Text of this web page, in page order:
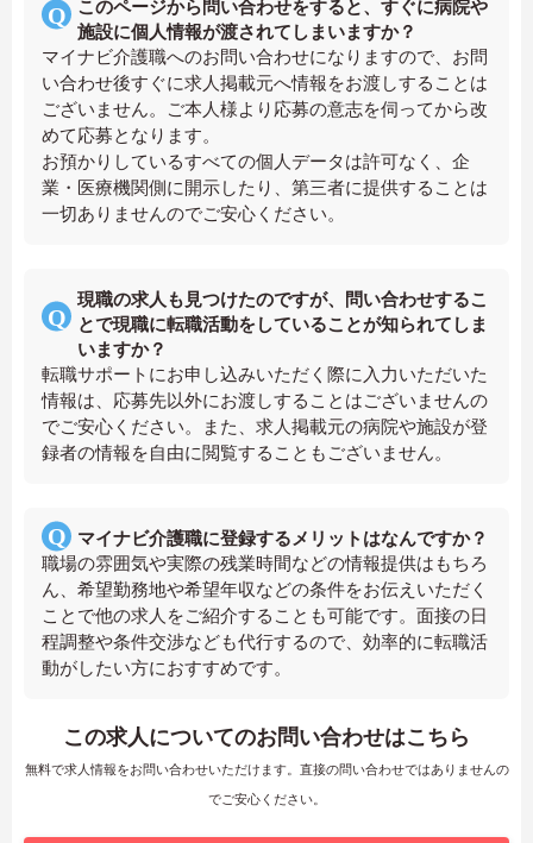
このページから問い合わせをすると、すぐに病院や
施設に個人情報が渡されてしまいますか？
マイナビ介護職へのお問い合わせになりますので、お問
い合わせ後すぐに求人掲載元へ情報をお渡しすることは
ございません。ご本人様より応募の意志を伺ってから改
めて応募となります。
お預かりしているすべての個人データは許可なく、企
業・医療機関側に開示したり、第三者に提供することは
一切ありませんのでご安心ください。
現職の求人も見つけたのですが、問い合わせするこ
とで現職に転職活動をしていることが知られてしま
いますか？
転職サポートにお申し込みいただく際に入力いただいた
情報は、応募先以外にお渡しすることはございませんの
でご安心ください。また、求人掲載元の病院や施設が登
録者の情報を自由に閲覧することもございません。
マイナビ介護職に登録するメリットはなんですか？
職場の雰囲気や実際の残業時間などの情報提供はもちろ
ん、希望勤務地や希望年収などの条件をお伝えいただく
ことで他の求人をご紹介することも可能です。面接の日
程調整や条件交渉なども代行するので、効率的に転職活
動がしたい方におすすめです。
この求人についてのお問い合わせはこちら
無料で求人情報をお問い合わせいただけます。直接の問い合わせではありませんの
でご安心ください。